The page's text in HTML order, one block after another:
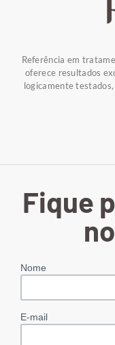
Referência em
oferece resultados
logicamente
Fique
Nome
E-mail